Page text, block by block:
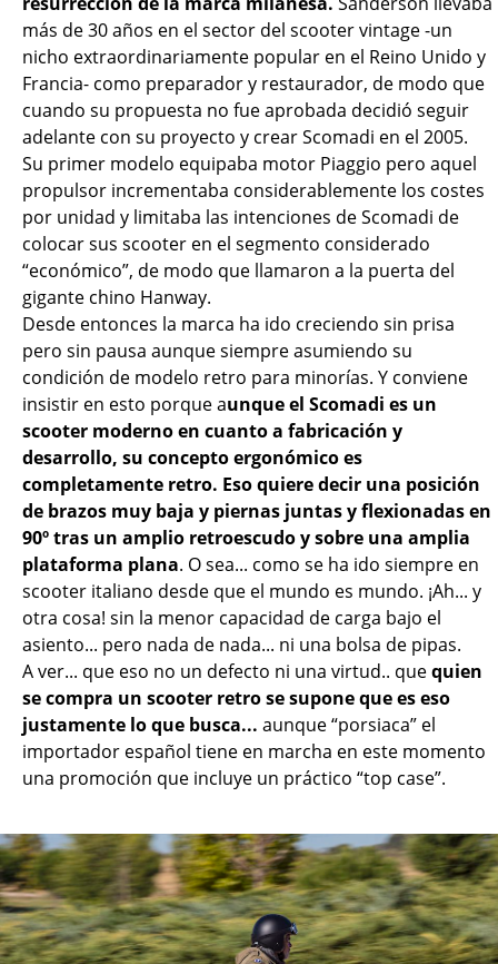
más de 30 años en el sector del scooter vintage -un
nicho extraordinariamente popular en el Reino Unido y
Francia- como preparador y restaurador, de modo que
cuando su propuesta no fue aprobada decidió seguir
adelante con su proyecto y crear Scomadi en el 2005.
Su primer modelo equipaba motor Piaggio pero aquel
propulsor incrementaba considerablemente los costes
por unidad y limitaba las intenciones de Scomadi de
colocar sus scooter en el segmento considerado
“económico”, de modo que llamaron a la puerta del
gigante chino Hanway.
Desde entonces la marca ha ido creciendo sin prisa
pero sin pausa aunque siempre asumiendo su
condición de modelo retro para minorías. Y conviene
insistir en esto porque aunque el Scomadi es un
scooter moderno en cuanto a fabricación y
desarrollo, su concepto ergonómico es
completamente retro. Eso quiere decir una posición
de brazos muy baja y piernas juntas y flexionadas en
90º tras un amplio retroescudo y sobre una amplia
plataforma plana. O sea... como se ha ido siempre en
scooter italiano desde que el mundo es mundo. ¡Ah... y
otra cosa! sin la menor capacidad de carga bajo el
asiento... pero nada de nada... ni una bolsa de pipas.
A ver... que eso no un defecto ni una virtud.. quequien
se compra un scooter retro se supone que es eso
justamente lo que busca... aunque “porsiaca” el
importador español tiene en marcha en este momento
una promoción que incluye un práctico “top case”.